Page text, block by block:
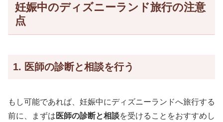
妊娠中のディズニーランド旅行の注意
点
1. 医師の診断と相談を行う
もし可能であれば、妊娠中にディズニーランドへ旅行する
前に、まずは 医師の診断と相談を受けることをおすすめし